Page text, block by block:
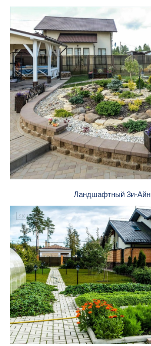
Ландшафтный 3и-Айн